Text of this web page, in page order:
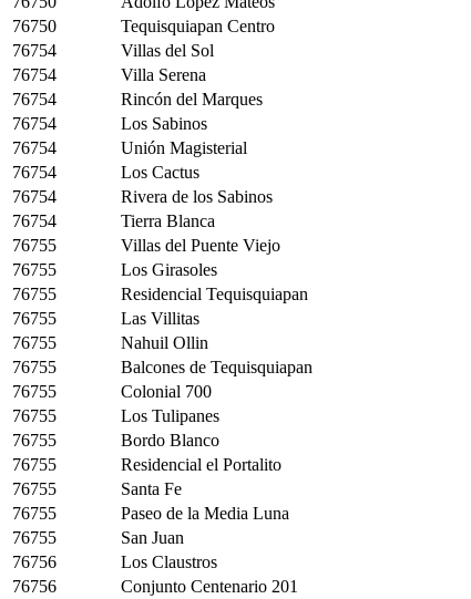
76750
Tequisquiapan Centro
76754
Villas del Sol
76754
Villa Serena
76754
Rincón del Marques
76754
Los Sabinos
76754
Unión Magisterial
76754
Los Cactus
76754
Rivera de los Sabinos
76754
Tierra Blanca
76755
Villas del Puente Viejo
76755
Los Girasoles
76755
Residencial Tequisquiapan
76755
Las Villitas
76755
Nahuil Ollin
76755
Balcones de Tequisquiapan
76755
Colonial 700
76755
Los Tulipanes
76755
Bordo Blanco
76755
Residencial el Portalito
76755
Santa Fe
76755
Paseo de la Media Luna
76755
San Juan
76756
Los Claustros
76756
Conjunto Centenario 201